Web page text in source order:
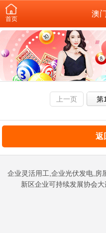
首页
澳
上一页 第
返
企业灵活用工,企业光伏发电,
新区企业可持续发展协会